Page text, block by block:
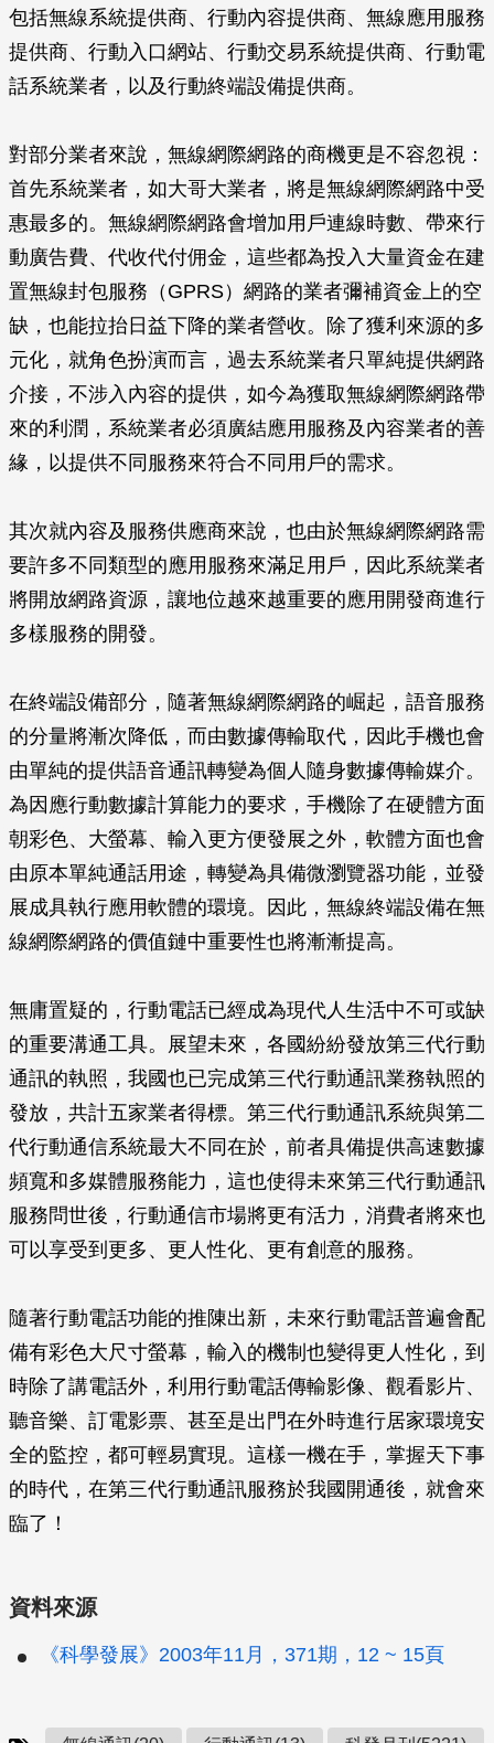
包括無線系統提供商、行動內容提供商、無線應用服務
提供商、行動入口網站、行動交易系統提供商、行動電
話系統業者，以及行動終端設備提供商。
對部分業者來說，無線網際網路的商機更是不容忽視：
首先系統業者，如大哥大業者，將是無線網際網路中受
惠最多的。無線網際網路會增加用戶連線時數、帶來行
動廣告費、代收代付佣金，這些都為投入大量資金在建
置無線封包服務（GPRS）網路的業者彌補資金上的空
缺，也能拉抬日益下降的業者營收。除了獲利來源的多
元化，就角色扮演而言，過去系統業者只單純提供網路
介接，不涉入內容的提供，如今為獲取無線網際網路帶
來的利潤，系統業者必須廣結應用服務及內容業者的善
緣，以提供不同服務來符合不同用戶的需求。
其次就內容及服務供應商來說，也由於無線網際網路需
要許多不同類型的應用服務來滿足用戶，因此系統業者
將開放網路資源，讓地位越來越重要的應用開發商進行
多樣服務的開發。
在終端設備部分，隨著無線網際網路的崛起，語音服務
的分量將漸次降低，而由數據傳輸取代，因此手機也會
由單純的提供語音通訊轉變為個人隨身數據傳輸媒介。
為因應行動數據計算能力的要求，手機除了在硬體方面
朝彩色、大螢幕、輸入更方便發展之外，軟體方面也會
由原本單純通話用途，轉變為具備微瀏覽器功能，並發
展成具執行應用軟體的環境。因此，無線終端設備在無
線網際網路的價值鏈中重要性也將漸漸提高。
無庸置疑的，行動電話已經成為現代人生活中不可或缺
的重要溝通工具。展望未來，各國紛紛發放第三代行動
通訊的執照，我國也已完成第三代行動通訊業務執照的
發放，共計五家業者得標。第三代行動通訊系統與第二
代行動通信系統最大不同在於，前者具備提供高速數據
頻寬和多媒體服務能力，這也使得未來第三代行動通訊
服務問世後，行動通信市場將更有活力，消費者將來也
可以享受到更多、更人性化、更有創意的服務。
隨著行動電話功能的推陳出新，未來行動電話普遍會配
備有彩色大尺寸螢幕，輸入的機制也變得更人性化，到
時除了講電話外，利用行動電話傳輸影像、觀看影片、
聽音樂、訂電影票、甚至是出門在外時進行居家環境安
全的監控，都可輕易實現。這樣一機在手，掌握天下事
的時代，在第三代行動通訊服務於我國開通後，就會來
臨了！
資料來源
《科學發展》2003年11月，371期，12 ~ 15頁